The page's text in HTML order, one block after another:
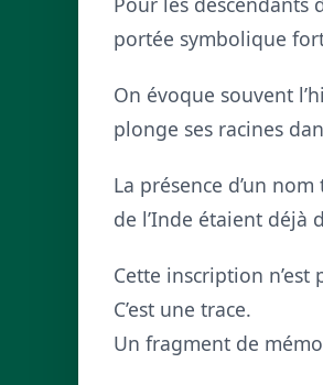
portée symbolique
On évoque souvent
plonge ses racines
La présence d’un
de l’Inde étaient déjà
Cette inscription
C’est une trace.
Un fragment de